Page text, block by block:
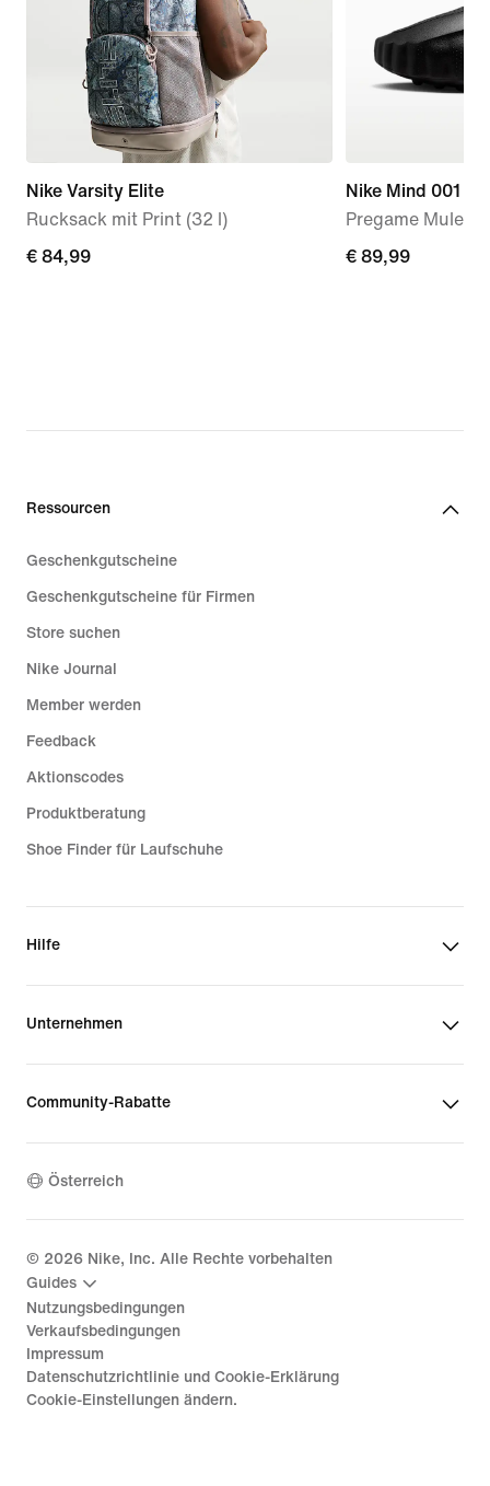
Nike Varsity Elite
Rucksack mit Print (32 l)
€ 84,99
€ 84,99
Nike Mind 001
Pregame Mules
€ 89,99
€ 89,99
Ressourcen
Geschenkgutscheine
Geschenkgutscheine für Firmen
Store suchen
Nike Journal
Member werden
Feedback
Aktionscodes
Produktberatung
Shoe Finder für Laufschuhe
Hilfe
Unternehmen
Community-Rabatte
Österreich
© 2026 Nike, Inc. Alle Rechte vorbehalten
Guides
Nutzungsbedingungen
Verkaufsbedingungen
Impressum
Datenschutzrichtlinie und Cookie-Erklärung
Cookie-Einstellungen ändern.